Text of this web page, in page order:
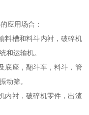
应用场合：
料槽和料斗内衬，破碎机
和运输机。
底座，翻斗车，料斗，管
动筛。
内衬，破碎机零件，出渣